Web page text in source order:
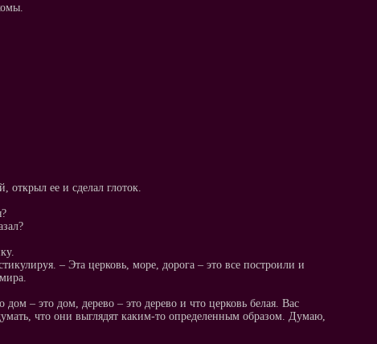
ее и сделал глоток.
– Эта церковь, море, дорога – это все построили и
– это дом, дерево – это дерево и что церковь белая. Вас
что они выглядят каким-то определенным образом. Думаю,